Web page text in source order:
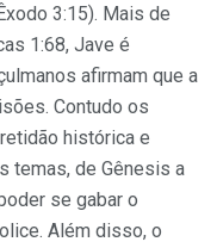
3:15). Mais de
1:68, Jave é
afirmam que a
Contudo os
histórica e
temas, de Gênesis a
se gabar o
Além disso, o